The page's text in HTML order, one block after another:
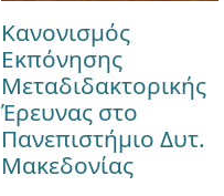
Κανονισμός
Εκπόνησης
Μεταδιδακτορικής
Έρευνας στο
Πανεπιστήμιο Δυτ.
Μακεδονίας